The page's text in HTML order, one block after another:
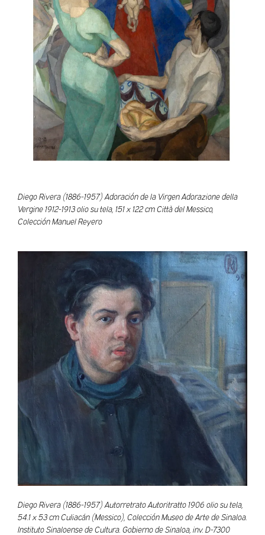
Diego Rivera (1886-1957) Adoración de la Virgen Adorazione della
Vergine 1912-1913 olio su tela, 151 x 122 cm Città del Messico,
Colección Manuel Reyero
Diego Rivera (1886-1957) Autorretrato Autoritratto 1906 olio su tela,
54.1 x 53 cm Culiacán (Messico), Colección Museo de Arte de Sinaloa.
Instituto Sinaloense de Cultura. Gobierno de Sinaloa, inv. D-7300